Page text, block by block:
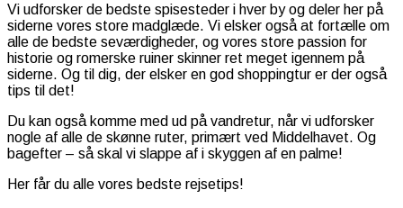
Vi udforsker de bedste spisesteder i hver by og deler her på
siderne vores store madglæde. Vi elsker også at fortælle om
alle de bedste seværdigheder, og vores store passion for
historie og romerske ruiner skinner ret meget igennem på
siderne. Og til dig, der elsker en god shoppingtur er der også
tips til det!
Du kan også komme med ud på vandretur, når vi udforsker
nogle af alle de skønne ruter, primært ved Middelhavet. Og
bagefter – så skal vi slappe af i skyggen af en palme!
Her får du alle vores bedste rejsetips!